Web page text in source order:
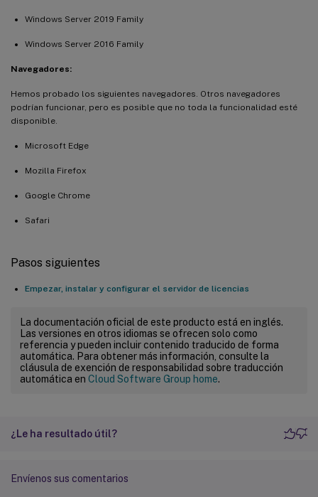
Windows Server 2019 Family
Windows Server 2016 Family
Navegadores:
Hemos probado los siguientes navegadores. Otros navegadores
podrían funcionar, pero es posible que no toda la funcionalidad esté
disponible.
Microsoft Edge
Mozilla Firefox
Google Chrome
Safari
Pasos siguientes
Empezar, instalar y configurar el servidor de licencias
La documentación oficial de este producto está en inglés.
Las versiones en otros idiomas se ofrecen solo como
referencia y pueden incluir contenido traducido de forma
automática. Para obtener más información, consulte la
cláusula de exención de responsabilidad sobre traducción
automática en Cloud Software Group home.
¿Le ha resultado útil?
Envíenos sus comentarios